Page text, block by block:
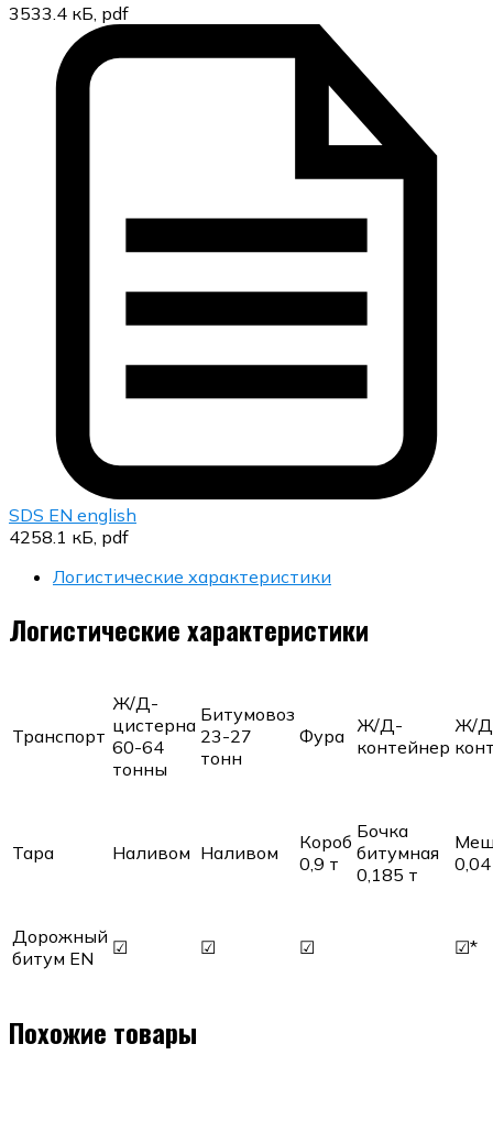
3533.4 кБ, pdf
SDS EN english
4258.1 кБ, pdf
Логистические характеристики
Логистические характеристики
Транспорт
Ж/Д-
цистерна
60-64
тонны
Битумовоз
23-27
тонн
Фура Ж/Д-
контейнер
Ж/
Тара Наливом Наливом
Короб
0,9 т
Бочка
битумная
0,185 т
Дорожный
битум EN
☑ ☑ ☑ ☑*
Похожие товары